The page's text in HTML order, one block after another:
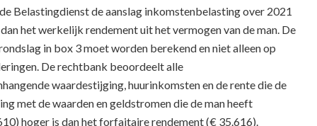
Belastingdienst de aanslag inkomstenbelasting over 2021
het werkelijk rendement uit het vermogen van de man. De
in box 3 moet worden berekend en niet alleen op
De rechtbank beoordeelt alle
waardestijging, huurinkomsten en de rente die de
met de waarden en geldstromen die de man heeft
hoger is dan het forfaitaire rendement (€ 35.616).